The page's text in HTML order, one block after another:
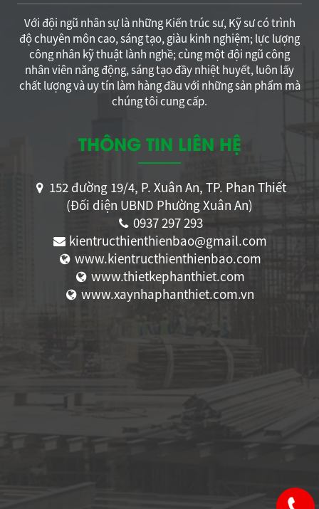
Với đội ngũ nhân sự là những Kiến trúc sư, Kỹ sư có trình
độ chuyên môn cao, sáng tạo, giàu kinh nghiệm; lực lượng
công nhân kỹ thuật lành nghề; cùng một đội ngũ công
nhân viên năng động, sáng tạo đầy nhiệt huyết, luôn lấy
chất lượng và uy tín làm hàng đầu với những sản phẩm mà
chúng tôi cung cấp.
THÔNG TIN LIÊN HỆ
152 đường 19/4, P. Xuân An, TP. Phan Thiết
(Đối diện UBND Phường Xuân An)
0937 297 293
kientructhienthienbao@gmail.com
www.kientructhienthienbao.com
www.thietkephanthiet.com
www.xaynhaphanthiet.com.vn